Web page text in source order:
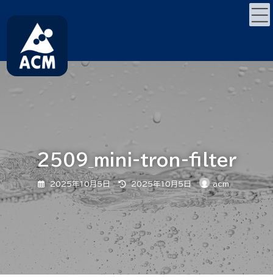
キ
ゲ
に
移
2509_mini-tron-filter
2025年10月5日
最
終
更
新
日
時
2025年10月5日 acm